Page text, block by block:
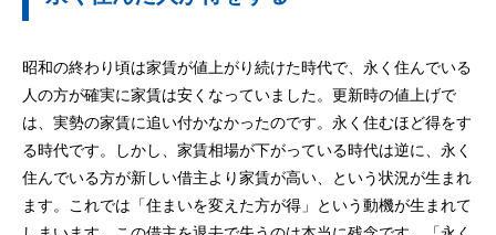
昭和の終わり頃は家賃が値上がり続けた時代で、永く住んでいる
人の方が確実に家賃は安くなっていました。更新時の値上げで
は、実勢の家賃に追い付かなかったのです。永く住むほど得をす
る時代です。しかし、家賃相場が下がっている時代は逆に、永く
住んでいる方が新しい借主より家賃が高い、という状況が生まれ
ます。これでは「住まいを変えた方が得」という動機が生まれて